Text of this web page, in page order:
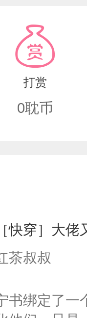
打赏
0耽币
［快穿］大
茶叔叔
书绑定了一